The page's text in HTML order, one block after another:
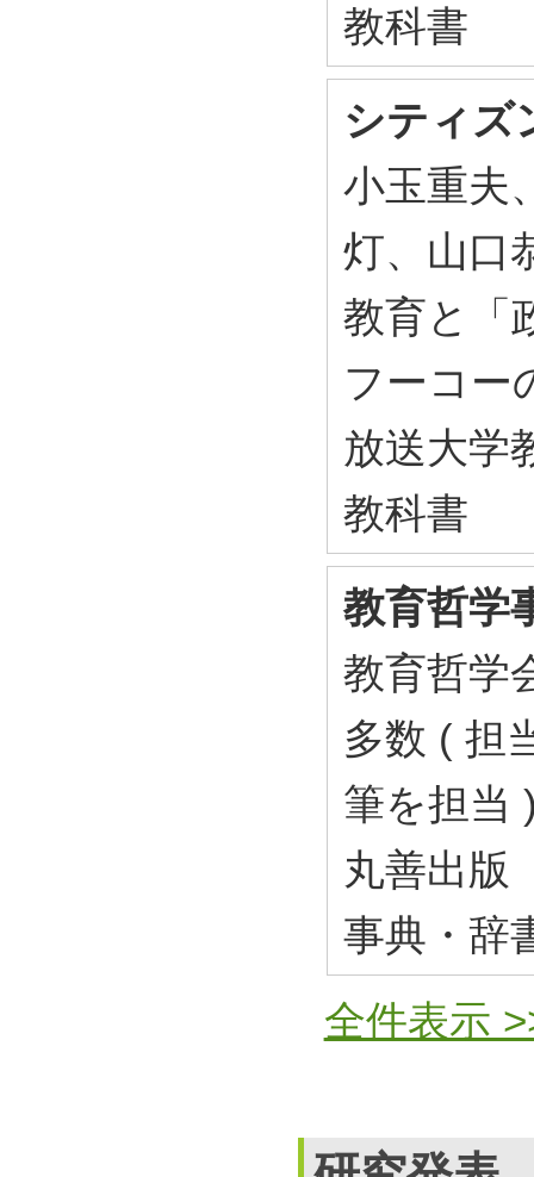
教科書
シティズ
小玉重夫
灯、山口
教育と「
フーコー
放送大学
教科書
教育哲学
教育哲学
多数 ( 担
筆を担当
丸善出版
事典・辞
全件表示